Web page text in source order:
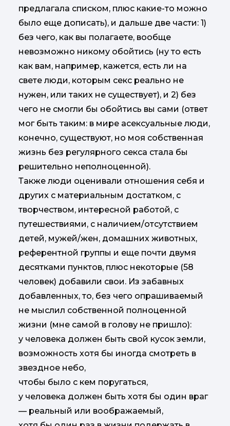
предлагала списком, плюс какие-то можно
было еще дописать), и дальше две части: 1)
без чего, как вы полагаете, вообще
невозможно никому обойтись (ну то есть
как вам, например, кажется, есть ли на
свете люди, которым секс реально не
нужен, или таких не существует), и 2) без
чего не смогли бы обойтись вы сами (ответ
мог быть таким: в мире асексуальные люди,
конечно, существуют, но моя собственная
жизнь без регулярного секса стала бы
решительно неполноценной).
Также люди оценивали отношения себя и
других с материальным достатком, с
творчеством, интересной работой, с
путешествиями, с наличием/отсутствием
детей, мужей/жен, домашних животных,
референтной группы и еще почти двумя
десятками пунктов, плюс некоторые (58
человек) добавили свои. Из забавных
добавленных, то, без чего опрашиваемый
не мыслил собственной полноценной
жизни (мне самой в голову не пришло):
у человека должен быть свой кусок земли,
возможность хотя бы иногда смотреть в
звездное небо,
чтобы было с кем поругаться,
у человека должен быть хотя бы один враг
— реальный или воображаемый,